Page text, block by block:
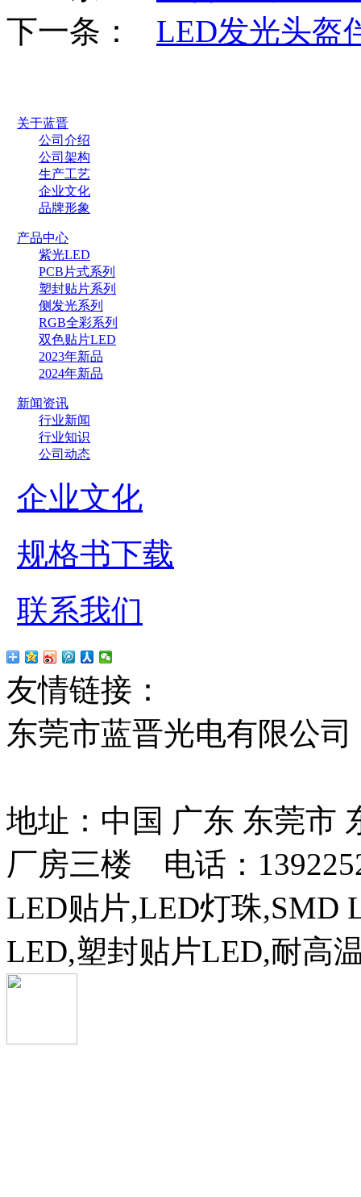
下一条： LED发光头盔
关于蓝晋
公司介绍
公司架构
生产工艺
企业文化
品牌形象
产品中心
紫光LED
PCB片式系列
塑封贴片系列
侧发光系列
RGB全彩系列
双色贴片LED
2023年新品
2024年新品
新闻资讯
行业新闻
行业知识
公司动态
企业文化
规格书下载
联系我们
友情链接：
东莞市蓝晋光电有限公
地址：中国 广东 东莞市
厂房三楼 电话：
LED贴片,LED灯珠,SMD
LED,塑封贴片LED,耐